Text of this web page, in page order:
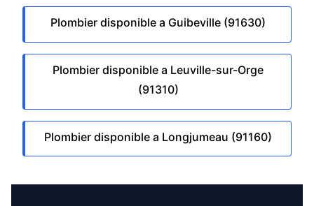
Plombier disponible a Guibeville (91630)
Plombier disponible a Leuville-sur-Orge
(91310)
Plombier disponible a Longjumeau (91160)